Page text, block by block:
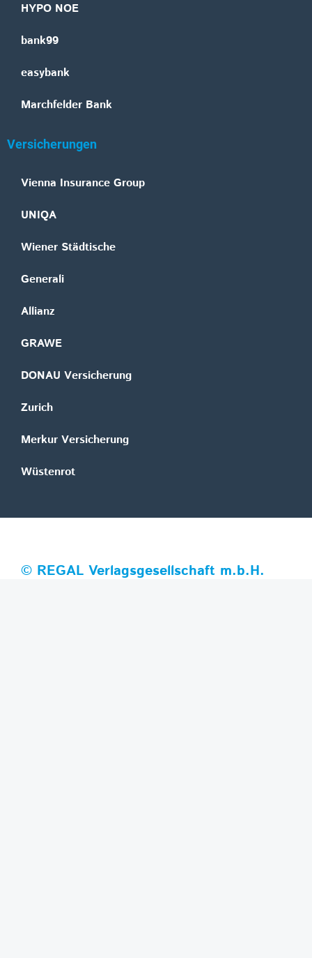
HYPO NOE
bank99
easybank
Marchfelder Bank
Versicherungen
Vienna Insurance Group
UNIQA
Wiener Städtische
Generali
Allianz
GRAWE
DONAU Versicherung
Zurich
Merkur Versicherung
Wüstenrot
© REGAL Verlagsgesellschaft m.b.H.